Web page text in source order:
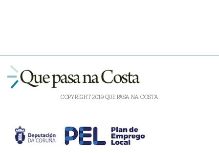
COPYRIGHT 2019 QUE PASA NA COSTA